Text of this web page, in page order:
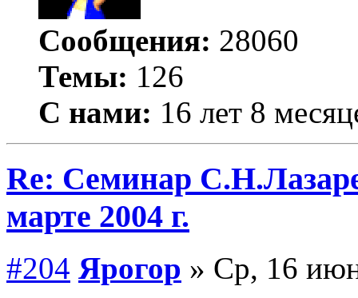
Сообщения: 28060
Темы: 126
С нами: 16 лет 8
Re: Семинар
марте 2004 г.
#204 Ярогор » Ср, 16